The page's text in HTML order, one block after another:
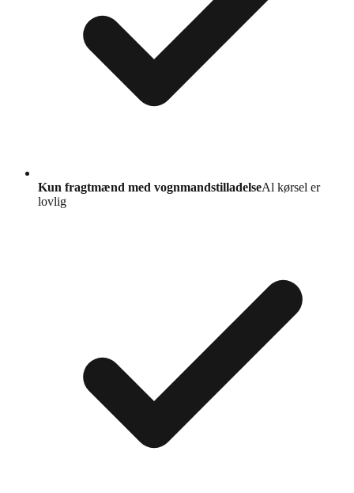
Kun fragtmænd med vognmandstilladelseAl kørsel er
lovlig